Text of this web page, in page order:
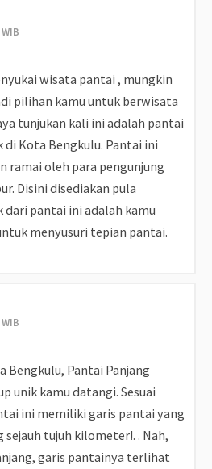
wisata pantai , mungkin
pilihan kamu untuk berwisata
tunjukan kali ini adalah pantai
Kota Bengkulu. Pantai ini
ramai oleh para pengunjung
Disini disediakan pula
dari pantai ini adalah kamu
menyusuri tepian pantai.
Bengkulu, Pantai Panjang
unik kamu datangi. Sesuai
ini memiliki garis pantai yang
tujuh kilometer!. . Nah,
garis pantainya terlihat